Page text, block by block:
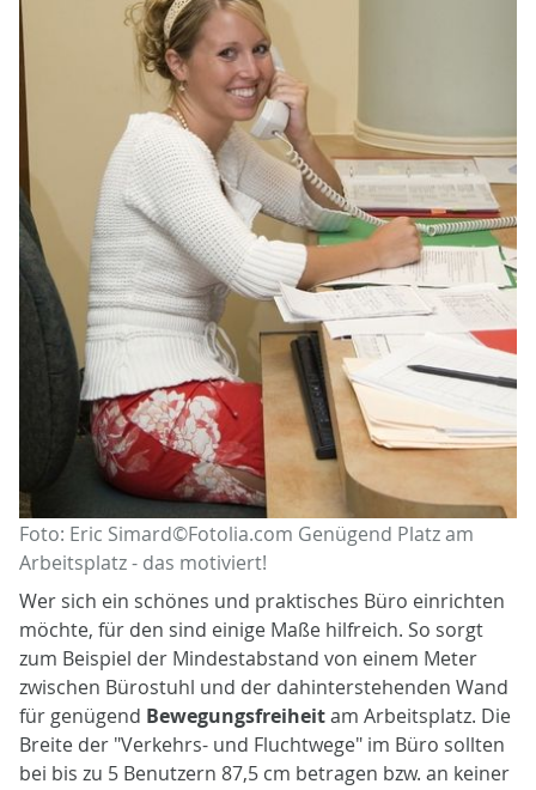
Foto: Eric Simard©Fotolia.com Genügend Platz am
Arbeitsplatz - das motiviert!
Wer sich ein schönes und praktisches Büro einrichten
möchte, für den sind einige Maße hilfreich. So sorgt
zum Beispiel der Mindestabstand von einem Meter
zwischen Bürostuhl und der dahinterstehenden Wand
für genügend Bewegungsfreiheitam Arbeitsplatz. Die
Breite der "Verkehrs- und Fluchtwege" im Büro sollten
bei bis zu 5 Benutzern 87,5 cm betragen bzw. an keiner